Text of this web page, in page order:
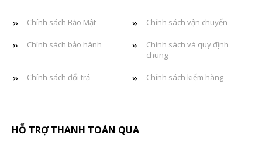
Chính sách Bảo Mật Chính sách vận chuyển
Chính sách bảo hành
Chính sách và quy định
chung
Chính sách đổi trả Chính sách kiểm hàng
HỖ TRỢ THANH TOÁN QUA